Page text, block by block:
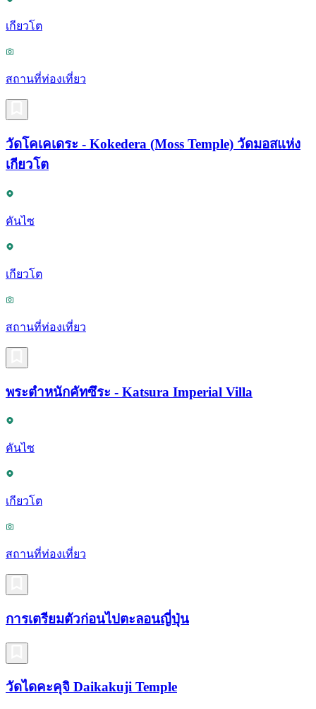
เกียวโต
สถานที่ท่องเที่ยว
วัดโคเคเดระ - Kokedera (Moss Temple) วัดมอสแห่ง
เกียวโต
คันไซ
เกียวโต
สถานที่ท่องเที่ยว
พระตำหนักคัทซึระ - Katsura Imperial Villa
คันไซ
เกียวโต
สถานที่ท่องเที่ยว
การเตรียมตัวก่อนไปตะลอนญี่ปุ่น
วัดไดคะคุจิ Daikakuji Temple